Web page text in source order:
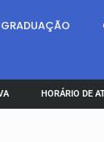
HORÁRIO DE